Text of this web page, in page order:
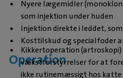
Nyere lægemidler
som injektion under huden
Injektion direkte i leddet,
Kosttilskud og specialfoder
Operation
Kikkertoperation (artroskopi)
vækstforstyrrelser for at
ikke rutinemæssigt hos katte